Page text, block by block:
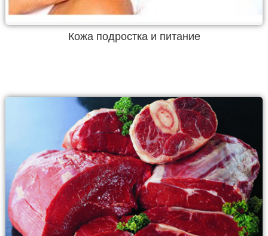
Кожа подростка и питание